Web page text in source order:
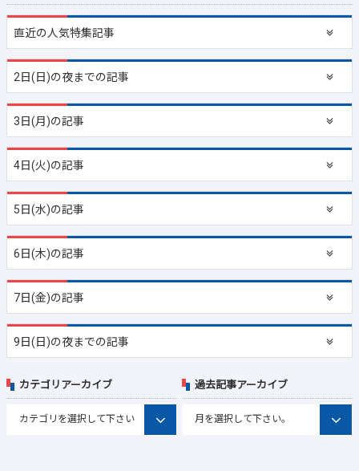
直近の人気特集記事
2日(日)の夜までの記事
3日(月)の記事
4日(火)の記事
5日(水)の記事
6日(木)の記事
7日(金)の記事
9日(日)の夜までの記事
カテゴリアーカイブ 過去記事アーカイブ